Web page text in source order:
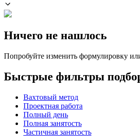
Ничего не нашлось
Попробуйте изменить формулировку
Быстрые фильтры
Вахтовый метод
Проектная работа
Полный день
Полная занятость
Частичная занятость